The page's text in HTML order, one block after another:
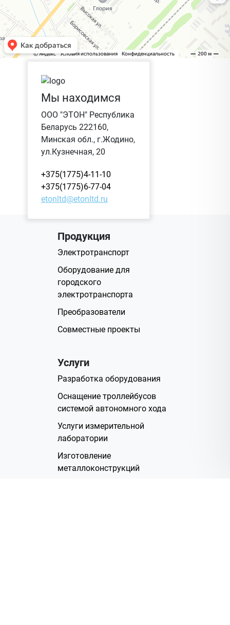
Мы находимся
ООО "ЭТОН" Республика
Беларусь 222160,
Минская обл., г.Жодино,
ул.Кузнечная, 20
+375(1775)4-11-10
+375(1775)6-77-04
etonltd@etonltd.ru
Продукция
Электротранспорт
Оборудование для
городского
электротранспорта
Преобразователи
Совместные проекты
Услуги
Разработка оборудования
Оснащение троллейбусов
системой автономного хода
Услуги измерительной
лаборатории
Изготовление
металлоконструкций